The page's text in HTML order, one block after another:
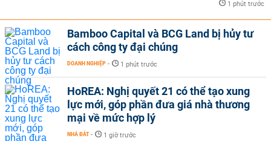
1 phút trước
Bamboo Capital và BCG Land bị hủy tư
cách công ty đại chúng
DOANH NGHIỆP - 1 phút trước
HoREA: Nghị quyết 21 có thể tạo xung
lực mới, góp phần đưa giá nhà thương
mại về mức hợp lý
NHÀ ĐẤT - 1 giờ trước